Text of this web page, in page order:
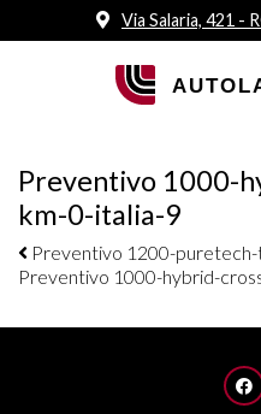
Via Salaria, 421 -
Preventivo 1000-
km-0-italia-9
Navigazione
Preventivo 1200-
Preventivo 1000-hybrid-